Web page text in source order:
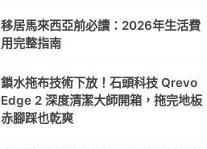
移居馬來西亞前必讀：2026年生活費
用完整指南
鎖水拖布技術下放！石頭科技 Qrevo
Edge 2 深度清潔大師開箱，拖完地板
赤腳踩也乾爽